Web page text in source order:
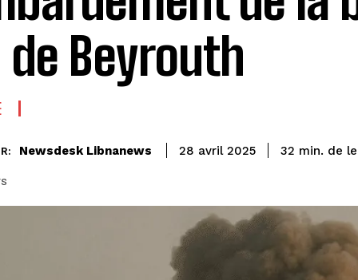
Beyrouth
Newsdesk Libnanews 28 avril 2025 32 min. de